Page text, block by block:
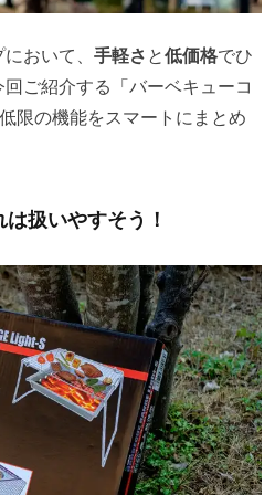
おいて、 手軽さと低価格でひ
ご紹介する「バーベキューコ
限の機能をスマートにまとめ
扱いやすそう！